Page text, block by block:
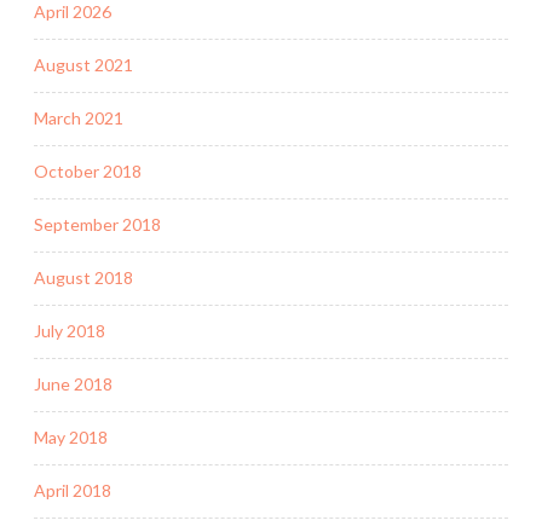
April 2026
August 2021
March 2021
October 2018
September 2018
August 2018
July 2018
June 2018
May 2018
April 2018